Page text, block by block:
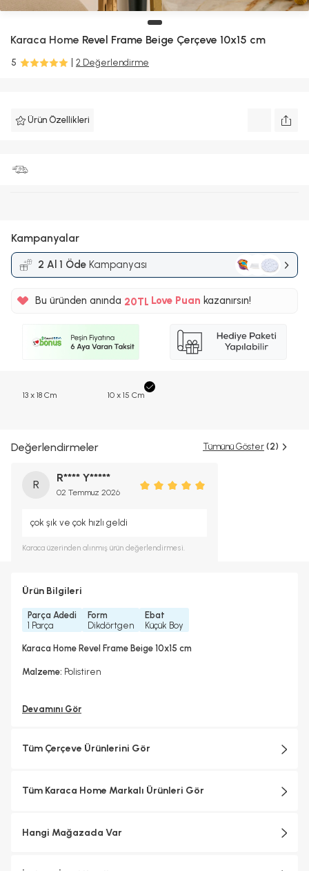
Karaca Home Revel Frame Beige Çerçeve 10x15 cm
5 2 Değerlendirme
Ürün Özellikleri
Kampanyalar
2 Al 1 Öde Kampanyası
Bu üründen anında 20TL Love Puan kazanırsın!
13 x 18 Cm 10 x 15 Cm
Değerlendirmeler Tümünü Göster (2)
R
R**** Y*****
02 Temmuz 2026
çok şık ve çok hızlı geldi
Karaca üzerinden alınmış ürün değerlendirmesi.
Ürün Bilgileri
Parça Adedi
1 Parça
Form
Dikdörtgen
Ebat
Küçük Boy
Karaca Home Revel Frame Beige 10x15 cm
Malzeme: Polistiren
Devamını Gör
Tüm Çerçeve Ürünlerini Gör
Tüm Karaca Home Markalı Ürünleri Gör
Hangi Mağazada Var